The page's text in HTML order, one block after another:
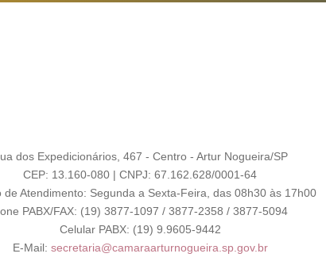
dos Expedicionários, 467 - Centro - Artur Nogueira/SP
CEP: 13.160-080 | CNPJ: 67.162.628/0001-64
de Atendimento: Segunda a Sexta-Feira, das 08h30 às 17h00
PABX/FAX: (19) 3877-1097 / 3877-2358 / 3877-5094
Celular PABX: (19) 9.9605-9442
E-Mail: secretaria@camaraarturnogueira.sp.gov.br